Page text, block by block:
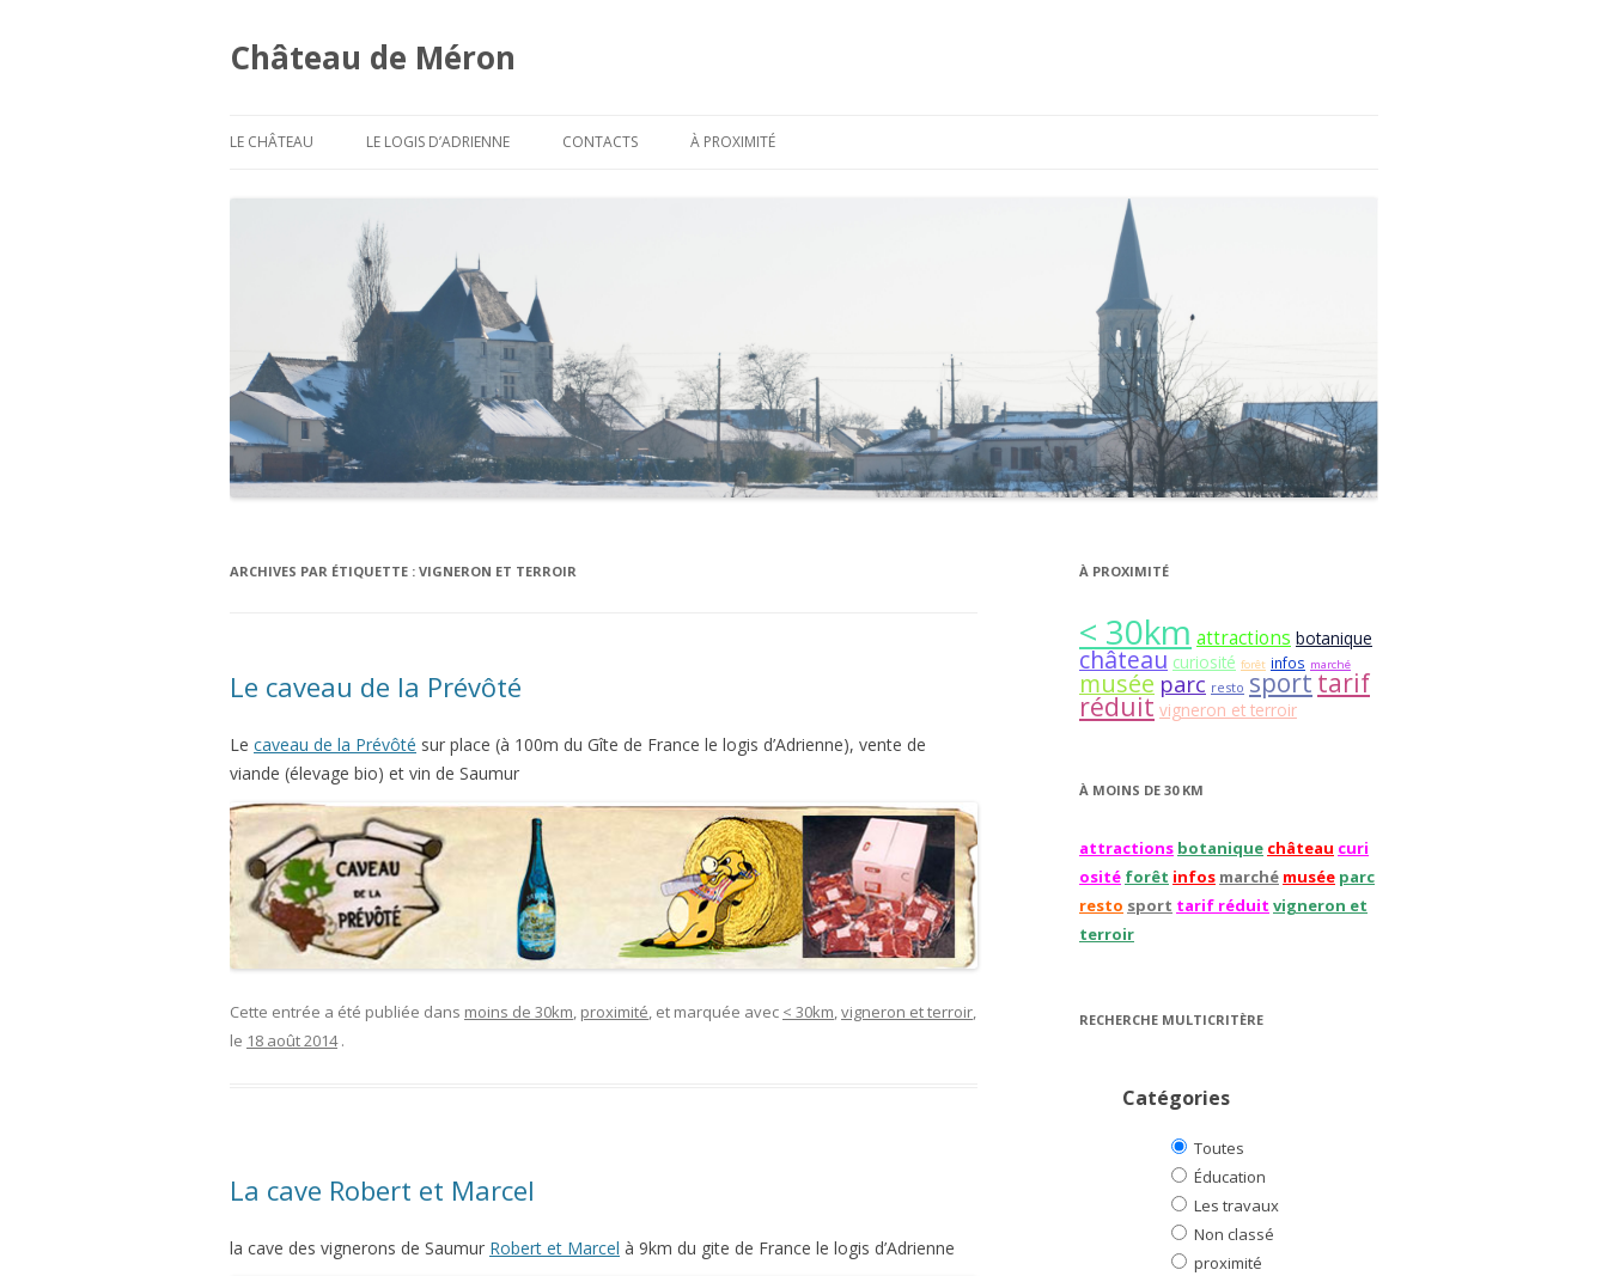
Château de Méron
LE CHÂTEAU LE LOGIS D’ADRIENNE CONTACTS À PROXIMITÉ
ARCHIVES PAR ÉTIQUETTE : VIGNERON ET TERROIR
Le caveau de la Prévôté
Le caveau de la Prévôté sur place (à 100m du Gîte de France le logis d’Adrienne), vente de
viande (élevage bio) et vin de Saumur
Cette entrée a été publiée dans moins de 30km, proximité, et marquée avec < 30km,vigneron et terroir,
le 18 août 2014 .
La cave Robert et Marcel
la cave des vignerons de Saumur Robert et Marcel à 9km du gite de France le logis d’Adrienne
À PROXIMITÉ
< 30km attractions botanique
château curiosité forêt infos marché
musée parc resto sport tarif
réduit vigneron et terroir
À MOINS DE 30 KM
attractions botanique château curi
osité forêt infos marché musée parc
resto sport tarif réduit vigneron et
terroir
RECHERCHE MULTICRITÈRE
Catégories
Toutes
Éducation
Les travaux
Non classé
proximité